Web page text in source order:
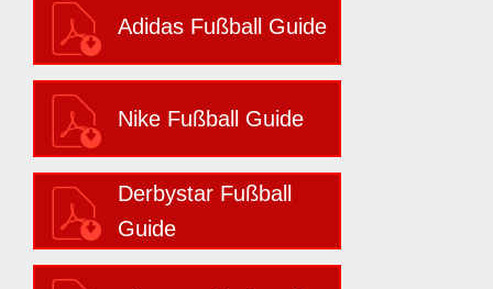
Adidas Fußball Guide
Nike Fußball Guide
Derbystar Fußball
Guide